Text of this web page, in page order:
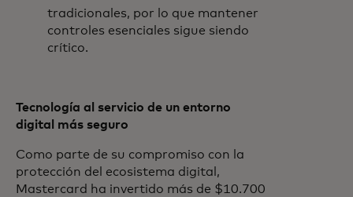
tradicionales, por lo que mantener
controles esenciales sigue siendo
crítico.
Tecnología al servicio de un entorno
digital más seguro
Como parte de su compromiso con la
protección del ecosistema digital,
Mastercard ha invertido más de $10.700